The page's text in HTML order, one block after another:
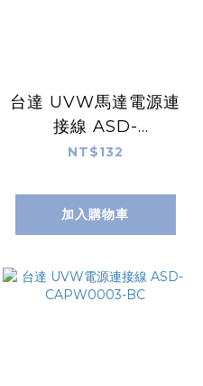
台達 UVW馬達電源連
接線 ASD-
CAPW0103
NT$132
加入購物車